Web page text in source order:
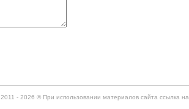
2011 - 2026 © При использовании материалов сайта ссылка на